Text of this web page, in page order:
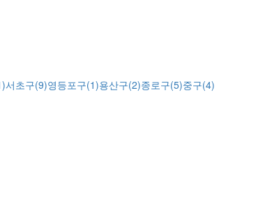
서초구(9)영등포구(1)용산구(2)종로구(5)중구(4)